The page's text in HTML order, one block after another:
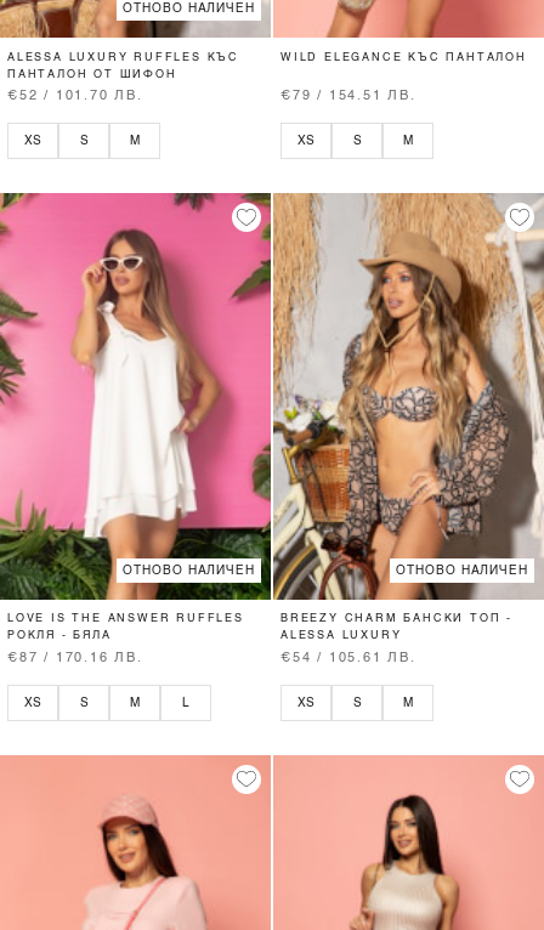
ОТНОВО НАЛИЧЕН
ALESSA LUXURY RUFFLES КЪС
ПАНТАЛОН ОТ ШИФОН
€52 / 101.70 ЛВ.
XS S M
WILD ELEGANCE КЪС ПАНТАЛОН
€79 / 154.51 ЛВ.
XS S M
ОТНОВО НАЛИЧЕН
LOVE IS THE ANSWER RUFFLES
РОКЛЯ - БЯЛА
€87 / 170.16 ЛВ.
XS S M
ОТНОВО НАЛИЧЕН
BREEZY CHARM БАНСКИ ТОП -
ALESSA LUXURY
€54 / 105.61 ЛВ.
XS S M